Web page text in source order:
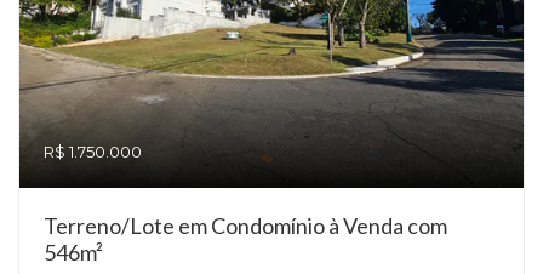
R$ 1.750.000
Terreno/Lote em Condomínio à Venda com
546m²